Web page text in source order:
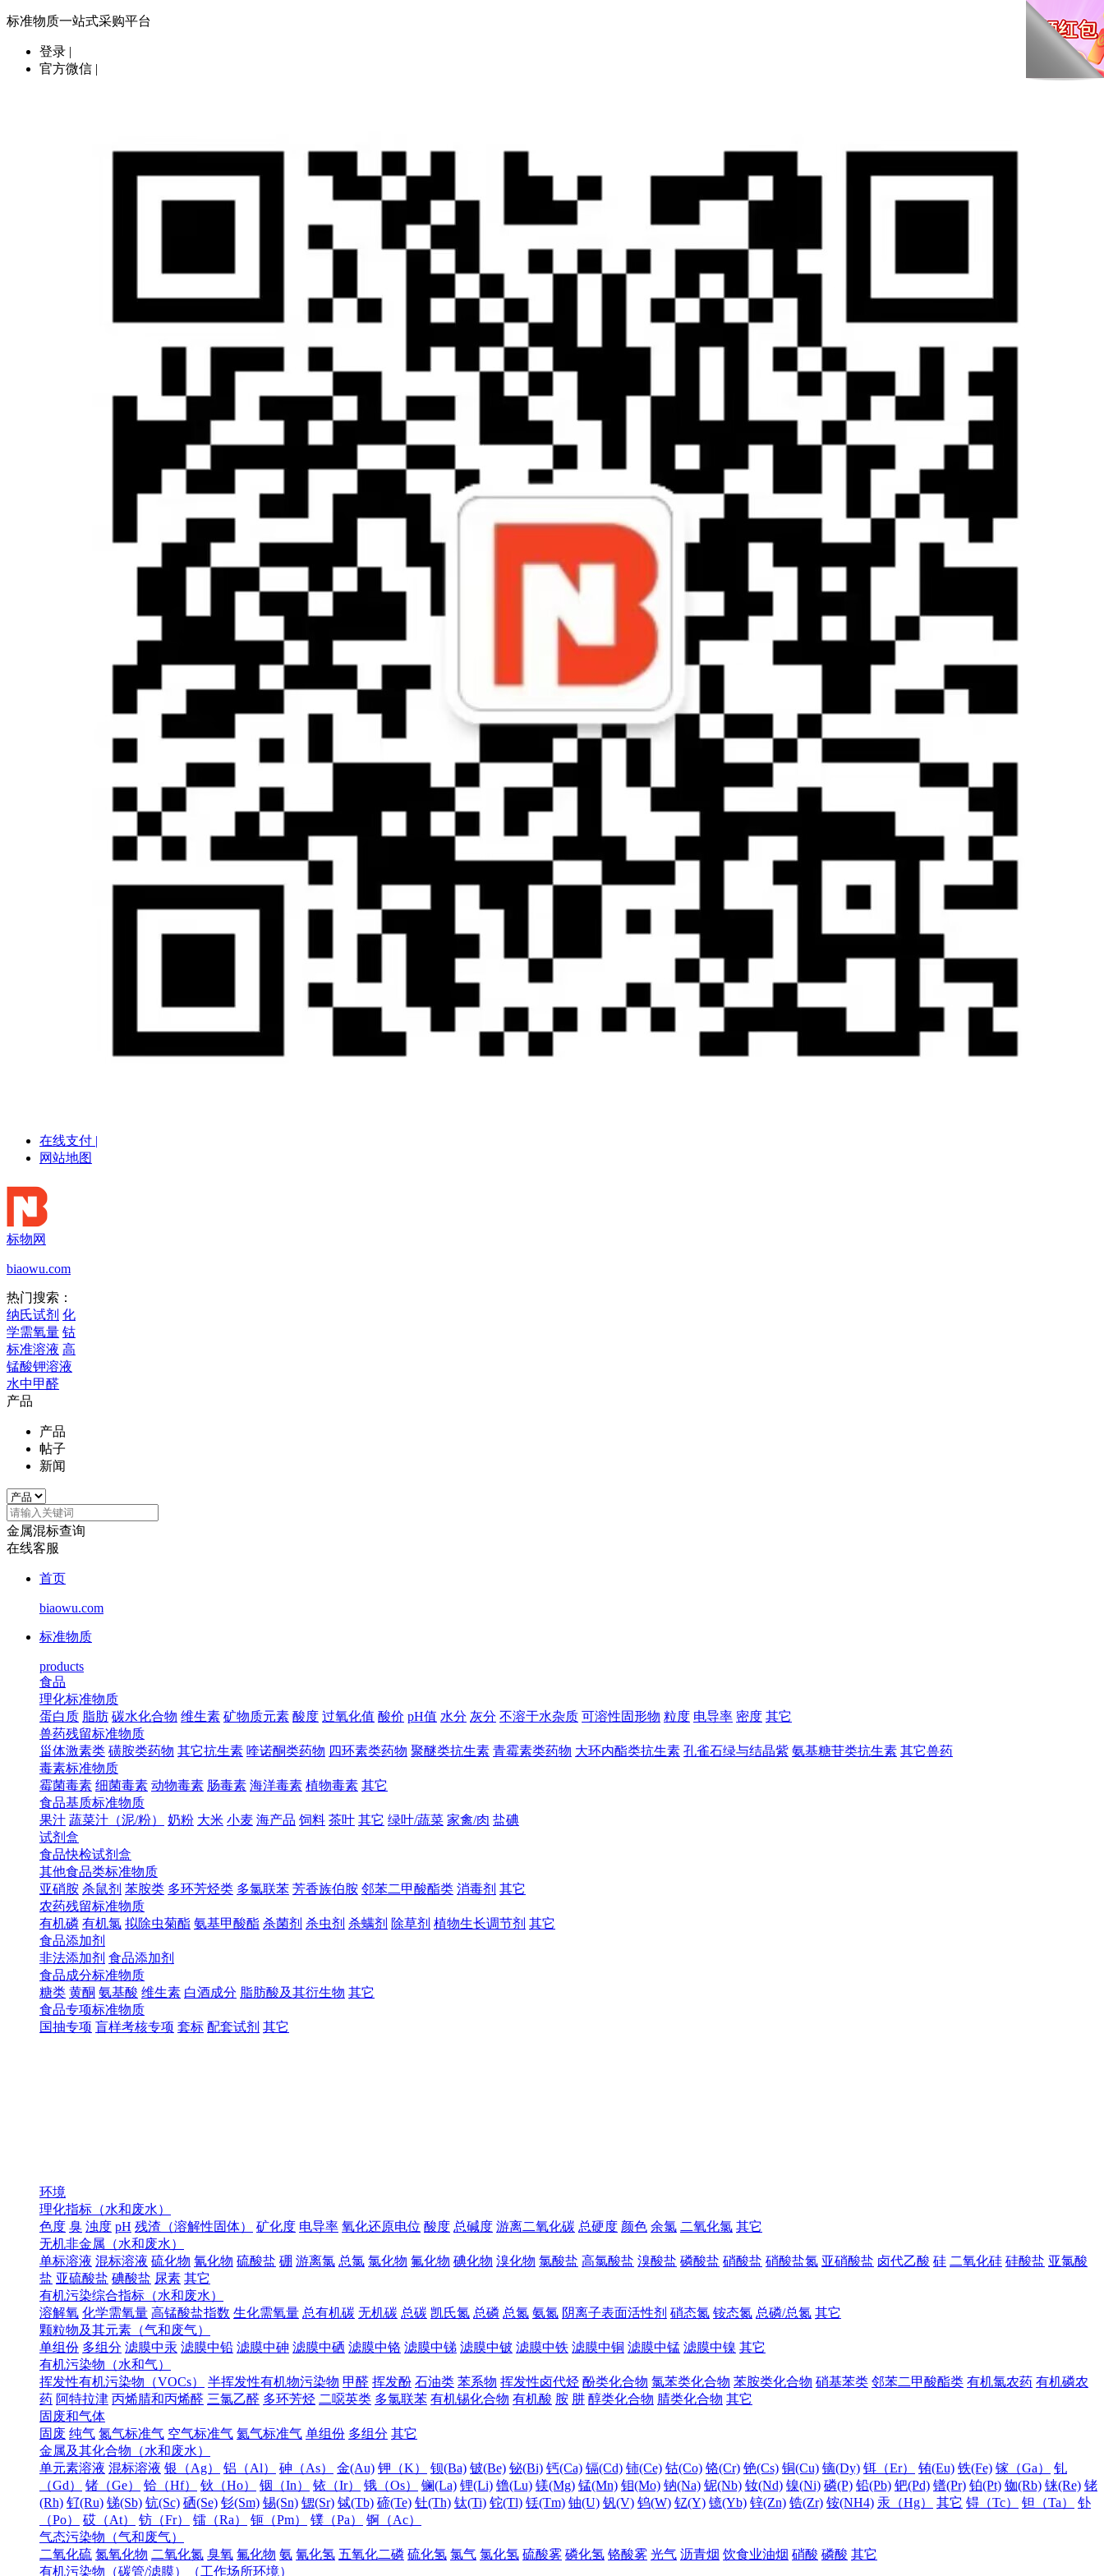
标准物质一站式采购平台
登录 |
官方微信 |
在线支付 |
网站地图
标物网
biaowu.com
热门搜索：
纳氏试剂 化
学需氧量 钴
标准溶液 高
锰酸钾溶液
水中甲醛
产品
产品
帖子
新闻
金属混标查询
在线客服
首页
biaowu.com
标准物质
products
食品
理化标准物质
蛋白质 脂肪 碳水化合物 维生素 矿物质元素 酸度 过氧化值 酸价 pH值 水分 灰分 不溶于水杂质 可溶性固形物 粒度 电导率 密度 其它
兽药残留标准物质
甾体激素类 磺胺类药物 其它抗生素 喹诺酮类药物 四环素类药物 聚醚类抗生素 青霉素类药物 大环内酯类抗生素 孔雀石绿与结晶紫 氨基糖苷类抗生素 其它兽药
毒素标准物质
霉菌毒素 细菌毒素 动物毒素 肠毒素 海洋毒素 植物毒素 其它
食品基质标准物质
果汁 蔬菜汁（泥/粉） 奶粉 大米 小麦 海产品 饲料 茶叶 其它 绿叶/蔬菜 家禽/肉 盐碘
试剂盒
食品快检试剂盒
其他食品类标准物质
亚硝胺 杀鼠剂 苯胺类 多环芳烃类 多氯联苯 芳香族伯胺 邻苯二甲酸酯类 消毒剂 其它
农药残留标准物质
有机磷 有机氯 拟除虫菊酯 氨基甲酸酯 杀菌剂 杀虫剂 杀螨剂 除草剂 植物生长调节剂 其它
食品添加剂
非法添加剂 食品添加剂
食品成分标准物质
糖类 黄酮 氨基酸 维生素 白酒成分 脂肪酸及其衍生物 其它
食品专项标准物质
国抽专项 盲样考核专项 套标 配套试剂 其它
环境
理化指标（水和废水）
色度 臭 浊度 pH 残渣（溶解性固体） 矿化度 电导率 氧化还原电位 酸度 总碱度 游离二氧化碳 总硬度 颜色 余氯 二氧化氯 其它
无机非金属（水和废水）
单标溶液 混标溶液 硫化物 氰化物 硫酸盐 硼 游离氯 总氯 氯化物 氟化物 碘化物 溴化物 氯酸盐 高氯酸盐 溴酸盐 磷酸盐 硝酸盐 硝酸盐氮 亚硝酸盐 卤代乙酸 硅 二氧化硅 硅酸盐 亚氯酸
盐 亚硫酸盐 碘酸盐 尿素 其它
有机污染综合指标（水和废水）
溶解氧 化学需氧量 高锰酸盐指数 生化需氧量 总有机碳 无机碳 总碳 凯氏氮 总磷 总氮 氨氮 阴离子表面活性剂 硝态氮 铵态氮 总磷/总氮 其它
颗粒物及其元素（气和废气）
单组份 多组分 滤膜中汞 滤膜中铅 滤膜中砷 滤膜中硒 滤膜中铬 滤膜中锑 滤膜中铍 滤膜中铁 滤膜中铜 滤膜中锰 滤膜中镍 其它
有机污染物（水和气）
挥发性有机污染物（VOCs）
半挥发性有机物污染物 甲醛 挥发酚 石油类 苯系物 挥发性卤代烃 酚类化合物 氯苯类化合物 苯胺类化合物 硝基苯类 邻苯二甲酸酯类 有机氯农药 有机磷农
药 阿特拉津 丙烯腈和丙烯醛 三氯乙醛 多环芳烃 二噁英类 多氯联苯 有机锡化合物 有机酸 胺 肼 醇类化合物 腈类化合物 其它
固废和气体
固废 纯气 氮气标准气 空气标准气 氦气标准气 单组份 多组分 其它
金属及其化合物（水和废水）
单元素溶液 混标溶液 银（Ag） 铝（Al） 砷（As） 金(Au) 钾（K） 钡(Ba) 铍(Be) 铋(Bi) 钙(Ca) 镉(Cd) 铈(Ce) 钴(Co) 铬(Cr) 铯(Cs) 铜(Cu) 镝(Dy) 铒（Er） 铕(Eu) 铁(Fe) 镓（Ga）
钆
（Gd）
锗（Ge） 铪（Hf） 钬（Ho） 铟（In） 铱（Ir） 锇（Os） 镧(La) 锂(Li) 镥(Lu) 镁(Mg) 锰(Mn) 钼(Mo) 钠(Na) 铌(Nb) 钕(Nd) 镍(Ni) 磷(P) 铅(Pb) 钯(Pd) 镨(Pr) 铂(Pt) 铷(Rb) 铼(Re) 铑
(Rh) 钌(Ru) 锑(Sb) 钪(Sc) 硒(Se) 钐(Sm) 锡(Sn) 锶(Sr) 铽(Tb) 碲(Te) 钍(Th) 钛(Ti) 铊(Tl) 铥(Tm) 铀(U) 钒(V) 钨(W) 钇(Y) 镱(Yb) 锌(Zn) 锆(Zr) 铵(NH4) 汞（Hg） 其它 锝（Tc） 钽（Ta）
钋
（Po）
砹（At） 钫（Fr） 镭（Ra） 钷（Pm） 镤（Pa）
锕（Ac）
气态污染物（气和废气）
二氧化硫 氮氧化物 二氧化氮 臭氧 氟化物 氨 氰化氢 五氧化二磷 硫化氢 氯气 氯化氢 硫酸雾 磷化氢 铬酸雾 光气 沥青烟 饮食业油烟 硝酸 磷酸 其它
有机污染物（碳管/滤膜）（工作场所环境）